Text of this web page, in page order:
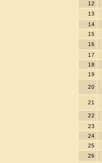
12
13
14
15
16
17
18
19
20
21
22
23
24
25
26